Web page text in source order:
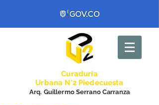
Curaduría
Urbana N°2 Piedecuesta
Arq. Guillermo Serrano Carranza